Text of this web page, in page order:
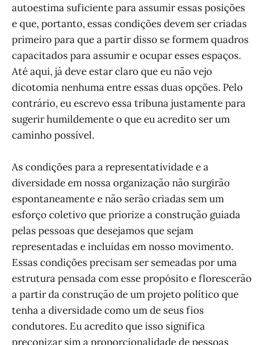
autoestima suficiente para assumir essas posições
e que, portanto, essas condições devem ser criadas
primeiro para que a partir disso se formem quadros
capacitados para assumir e ocupar esses espaços.
Até aqui, já deve estar claro que eu não vejo
dicotomia nenhuma entre essas duas opções. Pelo
contrário, eu escrevo essa tribuna justamente para
sugerir humildemente o que eu acredito ser um
caminho possível.
As condições para a representatividade e a
diversidade em nossa organização não surgirão
espontaneamente e não serão criadas sem um
esforço coletivo que priorize a construção guiada
pelas pessoas que desejamos que sejam
representadas e incluídas em nosso movimento.
Essas condições precisam ser semeadas por uma
estrutura pensada com esse propósito e florescerão
a partir da construção de um projeto político que
tenha a diversidade como um de seus fios
condutores. Eu acredito que isso significa
preconizar sim a proporcionalidade de pessoas